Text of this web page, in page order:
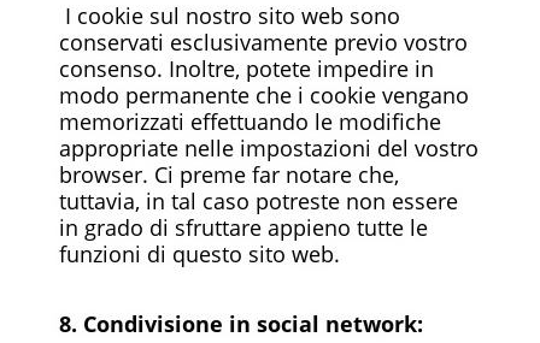
I cookie sul nostro sito web sono
conservati esclusivamente previo vostro
consenso. Inoltre, potete impedire in
modo permanente che i cookie vengano
memorizzati effettuando le modifiche
appropriate nelle impostazioni del vostro
browser. Ci preme far notare che,
tuttavia, in tal caso potreste non essere
in grado di sfruttare appieno tutte le
funzioni di questo sito web.
8. Condivisione in social network: